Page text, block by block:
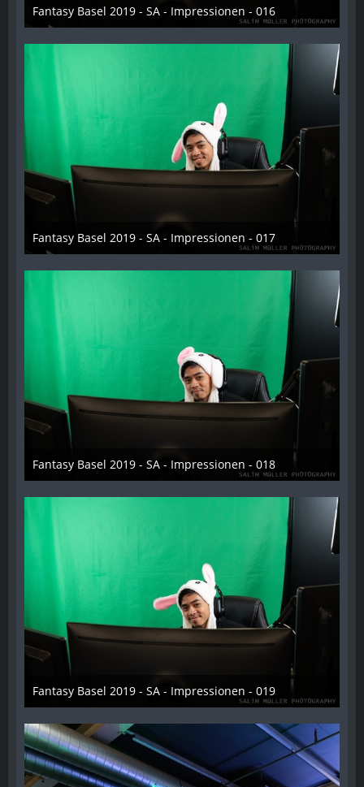
Fantasy Basel 2019 - SA - Impressionen - 016
21. Mai 2019
Fantasy Basel 2019 - SA - Impressionen - 017
21. Mai 2019
Fantasy Basel 2019 - SA - Impressionen - 018
21. Mai 2019
Fantasy Basel 2019 - SA - Impressionen - 019
21. Mai 2019